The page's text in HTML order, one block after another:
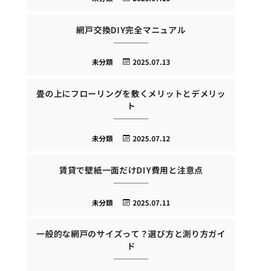
網戸交換DIY完全マニュアル
2025.07.13
未分類
畳の上にフローリングを敷くメリットとデメリッ
ト
2025.07.12
未分類
賃貸で壁紙一面だけDIY費用と注意点
2025.07.11
未分類
一般的な網戸のサイズって？選び方と測り方ガイ
ド